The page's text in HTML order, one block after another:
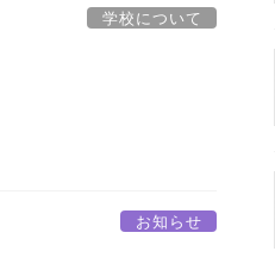
学校について
お知らせ